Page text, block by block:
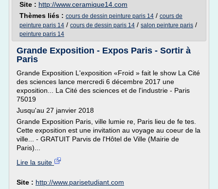
Site : http://www.ceramique14.com
Thèmes liés : cours de dessin peinture paris 14 / cours de
peinture paris 14 / cours de dessin paris 14 / salon peinture paris /
peinture paris 14
Grande Exposition - Expos Paris - Sortir à
Paris
Grande Exposition L'exposition «Froid » fait le show La Cité
des sciences lance mercredi 6 décembre 2017 une
exposition... La Cité des sciences et de l'industrie - Paris
75019
Jusqu'au 27 janvier 2018
Grande Exposition Paris, ville lumie re, Paris lieu de fe tes.
Cette exposition est une invitation au voyage au coeur de la
ville... - GRATUIT Parvis de l'Hôtel de Ville (Mairie de
Paris)...
Lire la suite
Site : http://www.parisetudiant.com